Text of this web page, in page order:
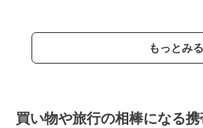
もっとみる
買い物や旅行の相棒になる